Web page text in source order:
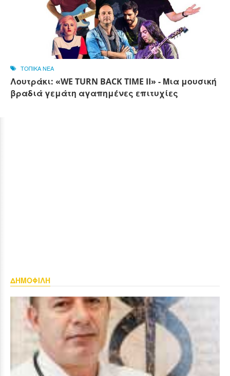
ΤΟΠΙΚΑ ΝΕΑ
Λουτράκι: «WE TURN BACK TIME II» - Μια μουσική
βραδιά γεμάτη αγαπημένες επιτυχίες
ΔΗΜΟΦΙΛΗ